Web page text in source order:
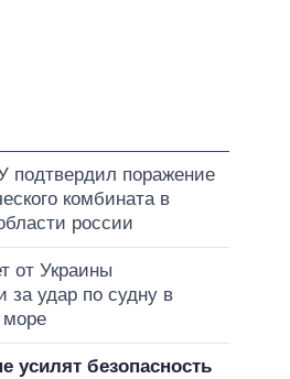
подтвердил поражение
комбината в
россии
от Украины
за удар по судну в
море
усилят безопасность